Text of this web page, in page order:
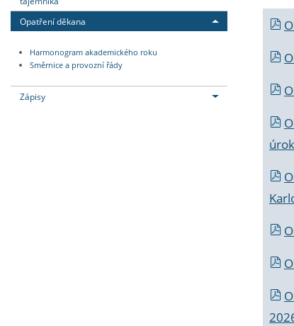
Opatření děkana
Harmonogram akademického roku
Směrnice a provozní řády
Zápisy